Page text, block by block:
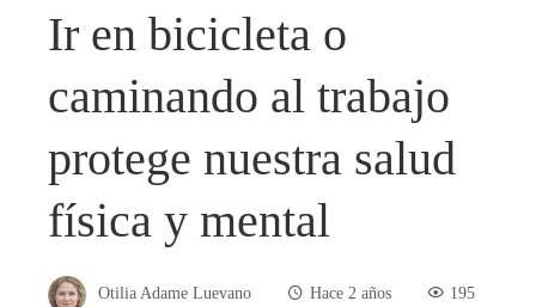
Ir en bicicleta o
caminando al trabajo
protege nuestra salud
física y mental
Otilia Adame Luevano Hace 2 años 195